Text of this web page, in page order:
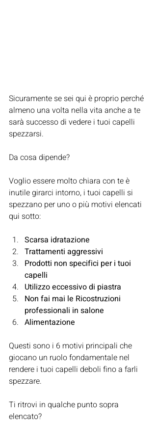
Sicuramente se sei qui è proprio perché
almeno una volta nella vita anche a te
sarà successo di vedere i tuoi capelli
spezzarsi.
Da cosa dipende?
Voglio essere molto chiara con te è
inutile girarci intorno, i tuoi capelli si
spezzano per uno o più motivi elencati
qui sotto:
Scarsa idratazione
Trattamenti aggressivi
Prodotti non specifici per i tuoi
capelli
Utilizzo eccessivo di piastra
Non fai mai le Ricostruzioni
professionali in salone
Alimentazione
Questi sono i 6 motivi principali che
giocano un ruolo fondamentale nel
rendere i tuoi capelli deboli fino a farli
spezzare.
Ti ritrovi in qualche punto sopra
elencato?